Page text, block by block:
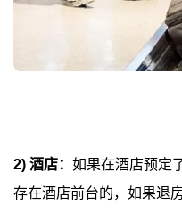
2) 酒店： 如果在酒店预定
存在酒店前台的，如果退